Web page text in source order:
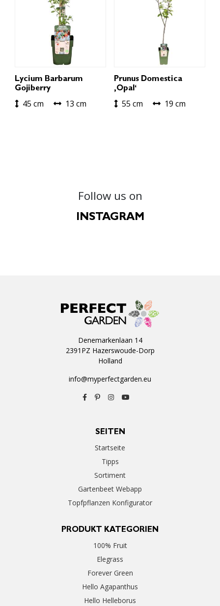
Lycium Barbarum
Gojiberry
45 cm 13 cm
Prunus Domestica
‚Opal‘
55 cm 19 cm
Follow us on
INSTAGRAM
Denemarkenlaan 14
2391PZ Hazerswoude-Dorp
Holland
info@myperfectgarden.eu
SEITEN
Startseite
Tipps
Sortiment
Gartenbeet Webapp
Topfpflanzen Konfigurator
PRODUKT KATEGORIEN
100% Fruit
Elegrass
Forever Green
Hello Agapanthus
Hello Helleborus